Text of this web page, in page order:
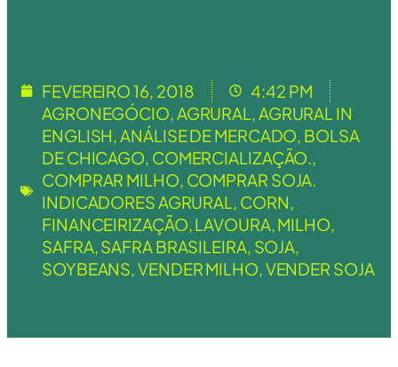
FEVEREIRO 16, 2018
4:42 PM
AGRONEGÓCIO,AGRURAL,AGRURAL IN
ENGLISH,ANÁLISE DE MERCADO, BOLSA
DE CHICAGO, COMERCIALIZAÇÃO.,
COMPRAR MILHO, COMPRAR SOJA.
INDICADORES AGRURAL, CORN,
FINANCEIRIZAÇÃO,LAVOURA,MILHO,
SAFRA,SAFRA BRASILEIRA, SOJA,
SOYBEANS,VENDER MILHO,VENDER SOJA